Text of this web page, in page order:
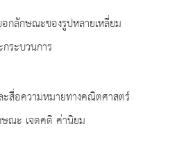
ณะของรูปหลายเหลี่ยม
บวนการ
มหมายทางคณิตศาสตร์
เจตคติ ค่านิยม